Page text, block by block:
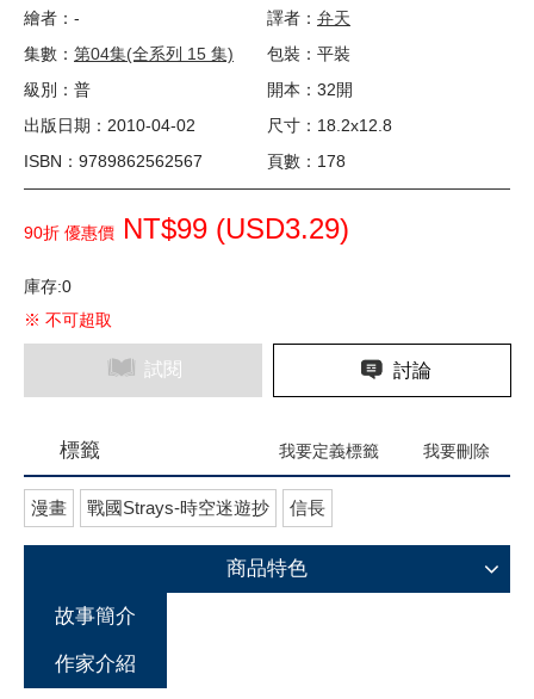
繪者：-
譯者： 弁天
集數： 第04集(全系列 15 集)
包裝：平裝
級別：普
開本：32開
出版日期：2010-04-02
尺寸：18.2x12.8
ISBN：9789862562567
頁數：178
90折 優惠價 NT$99 (USD3.29)
庫存:0
※ 不可超取
試閱 討論
標籤 我要定義標籤 我要刪除
漫畫 戰國Strays-時空迷遊抄 信長
商品特色
故事簡介
作家介紹